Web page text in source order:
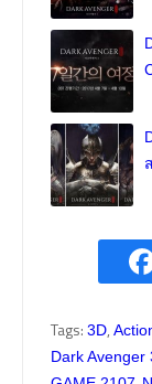
Tags: 3D,
Dark Avenger